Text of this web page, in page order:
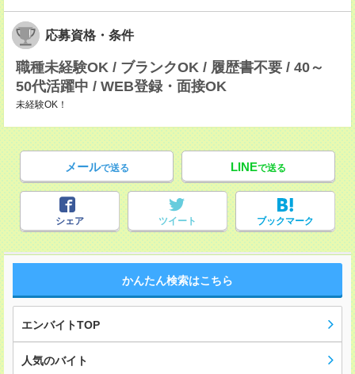
応募資格・条件
職種未経験OK / ブランクOK / 履歴書不要 / 40～
50代活躍中 / WEB登録・面接OK
未経験OK！
メールで送る LINEで送る
シェア ツイート ブックマーク
かんたん検索はこちら
エンバイトTOP
人気のバイト